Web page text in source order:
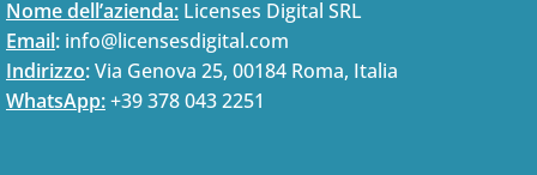
Rating: 5/5
Perfetti!!! Quello che dicono mantengono.
Sun Jan 25 2026 23:58:38 GMT+0000 (Coordinated
Nome dell’azienda: Licenses Digital SRL
Email: info@licensesdigital.com
Indirizzo:Via Genova 25, 00184 Roma, Italia
WhatsApp:+39 378 043 2251